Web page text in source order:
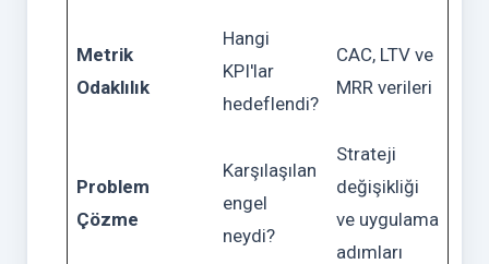
Metrik
Odaklılık
Hangi
KPI'lar
hedeflendi?
CAC, LTV ve
MRR verileri
Problem
Çözme
Karşılaşılan
engel
neydi?
Strateji
değişikliği
ve uygulama
adımları